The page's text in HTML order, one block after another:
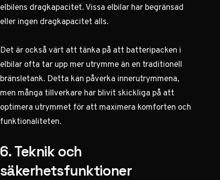
elbilens dragkapacitet. Vissa elbilar har begränsad
eller ingen dragkapacitet alls.
Det är också värt att tänka på att batteripacken i
elbilar ofta tar upp mer utrymme än en traditionell
bränsletank. Detta kan påverka innerutrymmena,
men många tillverkare har blivit skickliga på att
optimera utrymmet för att maximera komforten och
funktionaliteten.
6. Teknik och
säkerhetsfunktioner